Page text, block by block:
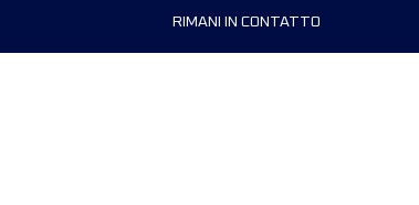
RIMANI IN CONTATTO